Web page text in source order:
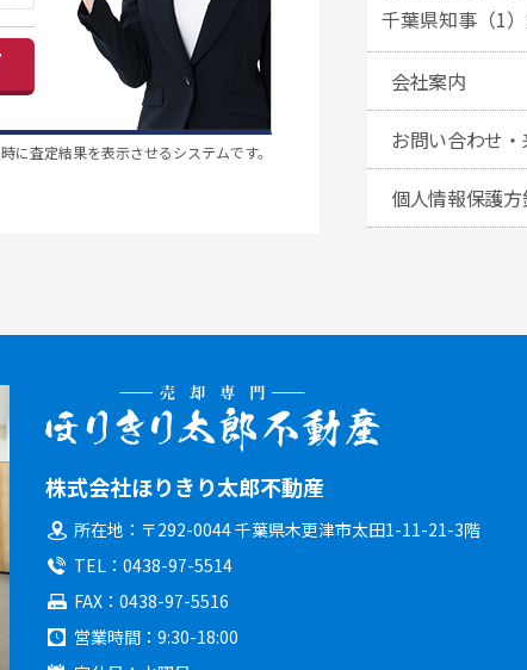
査定結果を表示させるシステムです。
千葉県知事（1
会社案内
お問い合わせ
個人情報保護
株式会社ほりきり太郎不動産
所在地
〒292-0044 千葉県木更津市太田1-11-21-3階
TEL
0438-97-5514
FAX
0438-97-5516
営業時間
9:30-18:00